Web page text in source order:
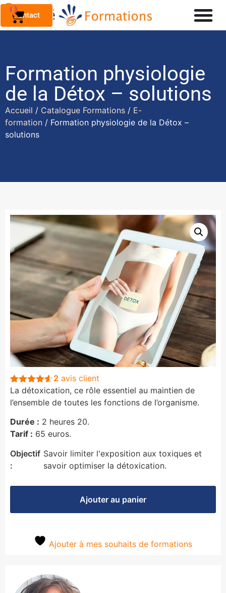
Contact
0
Formation physiologie
de la Détox – solutions
Accueil / Catalogue Formations / E-
formation / Formation physiologie de la Détox –
solutions
Noté4.5
sur 5
basé sur
2
client
2 avis client
La détoxication, ce rôle essentiel au maintien de
l’ensemble de toutes les fonctions de l’organisme.
Durée : 2 heures 20.
Tarif : 65 euros.
Objectif
:
Savoir limiter l'exposition aux toxiques et
savoir optimiser la détoxication.
Ajouter au panier
Ajouter à mes souhaits de formations